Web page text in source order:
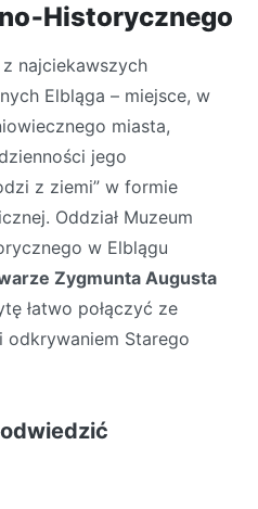
najciekawszych
Elbląga – miejsce, w
miasta,
jego
z ziemi” w formie
Oddział Muzeum
w Elblągu
Zygmunta Augusta
łatwo połączyć ze
odkrywaniem Starego